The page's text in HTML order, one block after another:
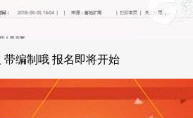
带编制哦 报名即将开始